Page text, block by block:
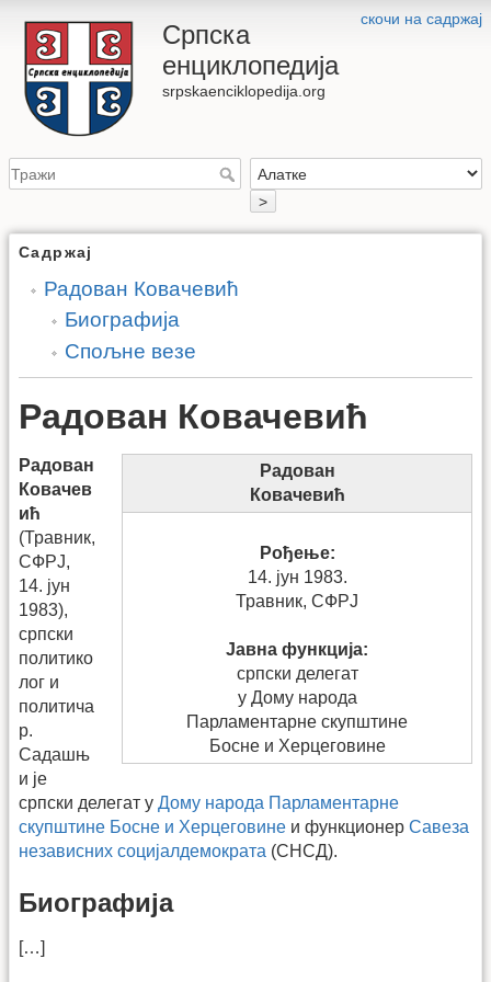
скочи на садржај
Српска
енциклопедија
srpskaenciklopedija.org
>
Садржај
Радован Ковачевић
Биографија
Спољне везе
Радован Ковачевић
Радован
Ковачевић
Рођење:
14. јун 1983.
Травник, СФРЈ
Јавна функција:
српски делегат
у Дому народа
Парламентарне скупштине
Босне и Херцеговине
Радован
Ковачев
ић
(Травник,
СФРЈ,
14. јун
1983),
српски
политико
лог и
политича
р.
Садашњ
и је
српски делегат у Дому народа Парламентарне
скупштине Босне и Херцеговине и функционер Савеза
независних социјалдемократа (СНСД).
Биографија
[…]